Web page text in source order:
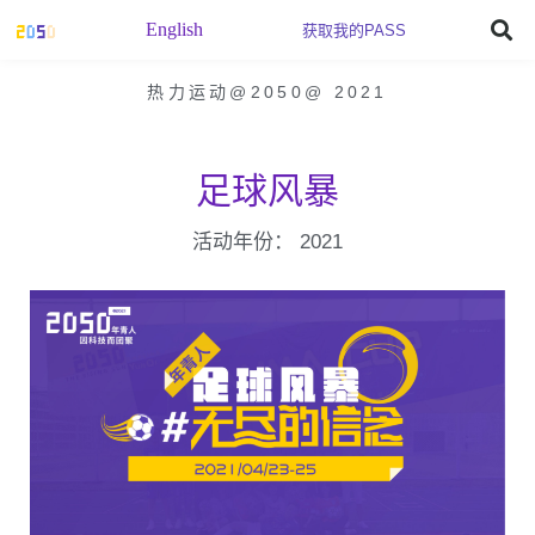
English 获取我的PASS
热力运动@2050 @ 2021
足球风暴
活动年份： 2021